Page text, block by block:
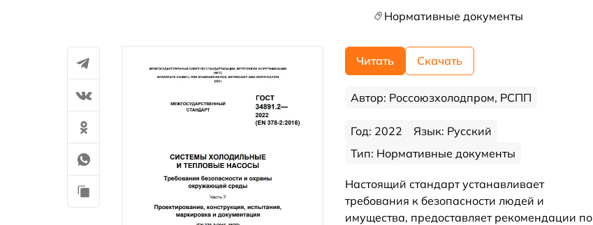
Нормативные документы
Читать Скачать
Автор: Россоюзхолодпром, РСПП
Год: 2022
Язык: Русский
Тип: Нормативные документы
Настоящий стандарт устанавливает
требования к безопасности людей и
имущества, предоставляет рекомендации по